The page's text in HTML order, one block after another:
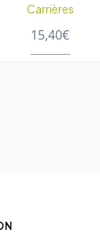
Carrières
15,40€